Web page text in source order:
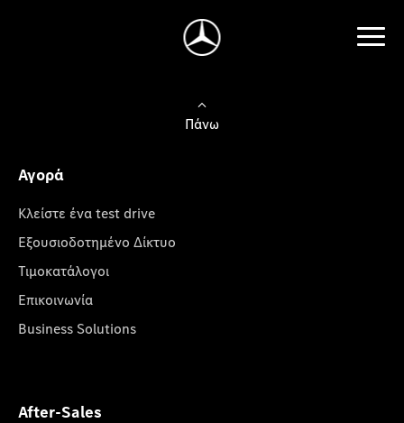
Πάνω
Αγορά
Κλείστε ένα test drive
Εξουσιοδοτημένο Δίκτυο
Τιμοκατάλογοι
Επικοινωνία
Business Solutions
After-Sales